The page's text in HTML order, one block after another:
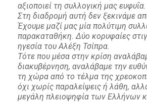
αξιοποιεί τη συλλογική μας ευφυΐα.
Στη διαδρομή αυτή δεν ξεκινάμε
Έχουμε μαζί μας μία πολύτιμη
παρακαταθήκη. Δύο κορυφαίες
ηγεσία του Αλέξη Τσίπρα.
Τότε που μέσα στην κρίση
διακυβέρνηση, αναλάβαμε την
τη χώρα από το τέλμα της
όχι χωρίς παραλείψεις ή λάθη,
μεγάλη πλειοψηφία των Ελλήνων